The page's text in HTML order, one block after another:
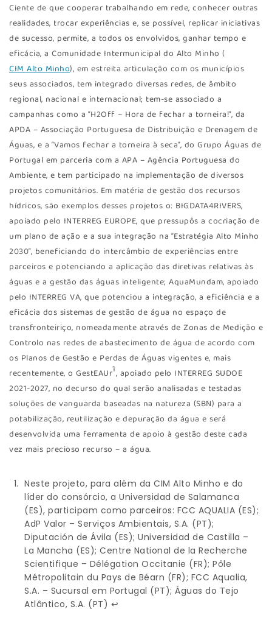
Ciente de que cooperar trabalhando em rede, conhecer outras
realidades, trocar experiências e, se possível, replicar iniciativas
de sucesso, permite, a todos os envolvidos, ganhar tempo e
eficácia, a Comunidade Intermunicipal do Alto Minho (
CIM Alto Minho), em estreita articulação com os municípios
seus associados, tem integrado diversas redes, de âmbito
regional, nacional e internacional; tem-se associado a
campanhas como a “H2Off – Hora de fechar a torneira!”, da
APDA – Associação Portuguesa de Distribuição e Drenagem de
Águas, e a “Vamos fechar a torneira à seca”, do Grupo Águas de
Portugal em parceria com a APA – Agência Portuguesa do
Ambiente, e tem participado na implementação de diversos
projetos comunitários. Em matéria de gestão dos recursos
hídricos, são exemplos desses projetos o: BIGDATA4RIVERS,
apoiado pelo INTERREG EUROPE, que pressupôs a cocriação de
um plano de ação e a sua integração na “Estratégia Alto Minho
2030”, beneficiando do intercâmbio de experiências entre
parceiros e potenciando a aplicação das diretivas relativas às
águas e a gestão das águas inteligente; AquaMundam, apoiado
pelo INTERREG VA, que potenciou a integração, a eficiência e a
eficácia dos sistemas de gestão de água no espaço de
transfronteiriço, nomeadamente através de Zonas de Medição e
Controlo nas redes de abastecimento de água de acordo com
os Planos de Gestão e Perdas de Águas vigentes e, mais
recentemente, o GestEAUr1, apoiado pelo INTERREG SUDOE
2021-2027, no decurso do qual serão analisadas e testadas
soluções de vanguarda baseadas na natureza (SBN) para a
potabilização, reutilização e depuração da água e será
desenvolvida uma ferramenta de apoio à gestão deste cada
vez mais precioso recurso – a água.
Neste projeto, para além da CIM Alto Minho e do
líder do consórcio, a Universidad de Salamanca
(ES), participam como parceiros: FCC AQUALIA (ES);
AdP Valor – Serviços Ambientais, S.A. (PT);
Diputación de Ávila (ES); Universidad de Castilla –
La Mancha (ES); Centre National de la Recherche
Scientifique – Délégation Occitanie (FR); Pôle
Métropolitain du Pays de Béarn (FR); FCC Aqualia,
S.A. – Sucursal em Portugal (PT); Águas do Tejo
Atlântico, S.A. (PT) ↩︎